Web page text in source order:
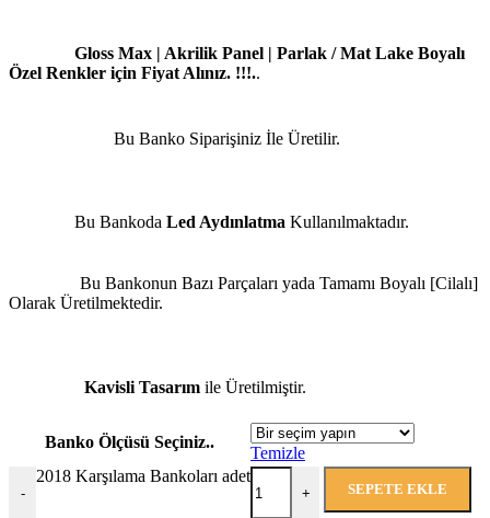
Gloss Max | Akrilik Panel | Parlak / Mat Lake Boyalı
Özel Renkler için Fiyat Alınız. !!!..
Bu Banko Siparişiniz İle Üretilir.
Bu Bankoda Led Aydınlatma Kullanılmaktadır.
Bu Bankonun Bazı Parçaları yada Tamamı Boyalı [Cilalı]
Olarak Üretilmektedir.
Kavisli Tasarım ile Üretilmiştir.
Banko Ölçüsü Seçiniz..
Temizle
-
2018 Karşılama Bankoları adet
+ SEPETE EKLE